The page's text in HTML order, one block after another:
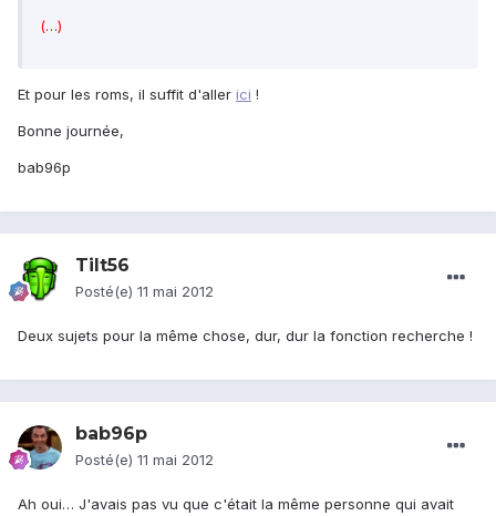
(…)
Et pour les roms, il suffit d'aller ici !
Bonne journée,
bab96p
Tilt56
Posté(e) 11 mai 2012
Deux sujets pour la même chose, dur, dur la fonction recherche !
bab96p
Posté(e) 11 mai 2012
Ah oui… J'avais pas vu que c'était la même personne qui avait